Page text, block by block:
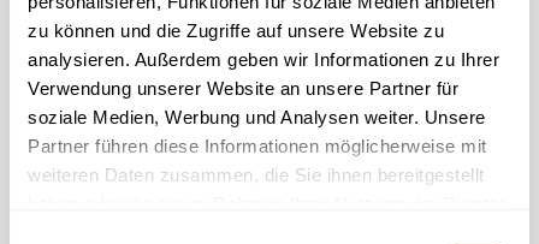
zu können und die Zugriffe auf unsere Website zu
analysieren. Außerdem geben wir Informationen zu Ihrer
Verwendung unserer Website an unsere Partner für
soziale Medien, Werbung und Analysen weiter. Unsere
Partner führen diese Informationen möglicherweise mit
weiteren Daten zusammen, die Sie ihnen bereitgestellt
Other scientific events
Alle Events